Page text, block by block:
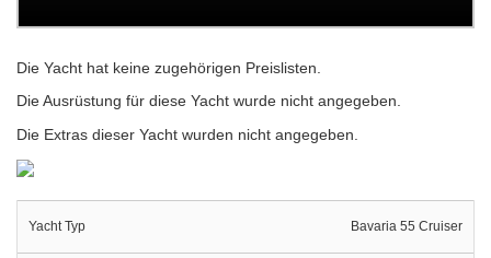
Die Yacht hat keine zugehörigen Preislisten.
Die Ausrüstung für diese Yacht wurde nicht angegeben.
Die Extras dieser Yacht wurden nicht angegeben.
Yacht Typ Bavaria 55 Cruiser